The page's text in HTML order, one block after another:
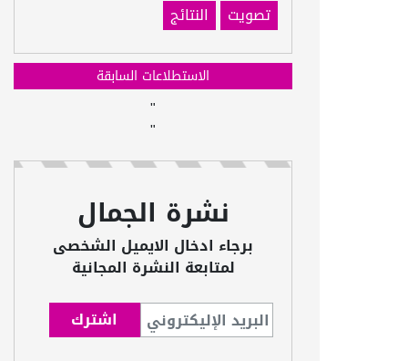
تصويت
النتائج
الاستطلاعات السابقة
"
"
نشرة الجمال
برجاء ادخال الايميل الشخصى
لمتابعة النشرة المجانية